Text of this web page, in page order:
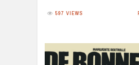
597 VIEWS